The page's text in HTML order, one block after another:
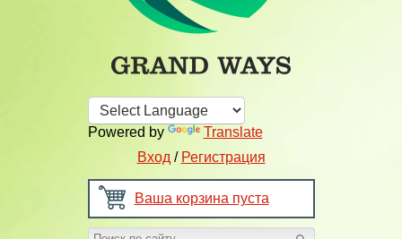
Powered by
Translate
Вход / Регистрация
Ваша корзина пуста